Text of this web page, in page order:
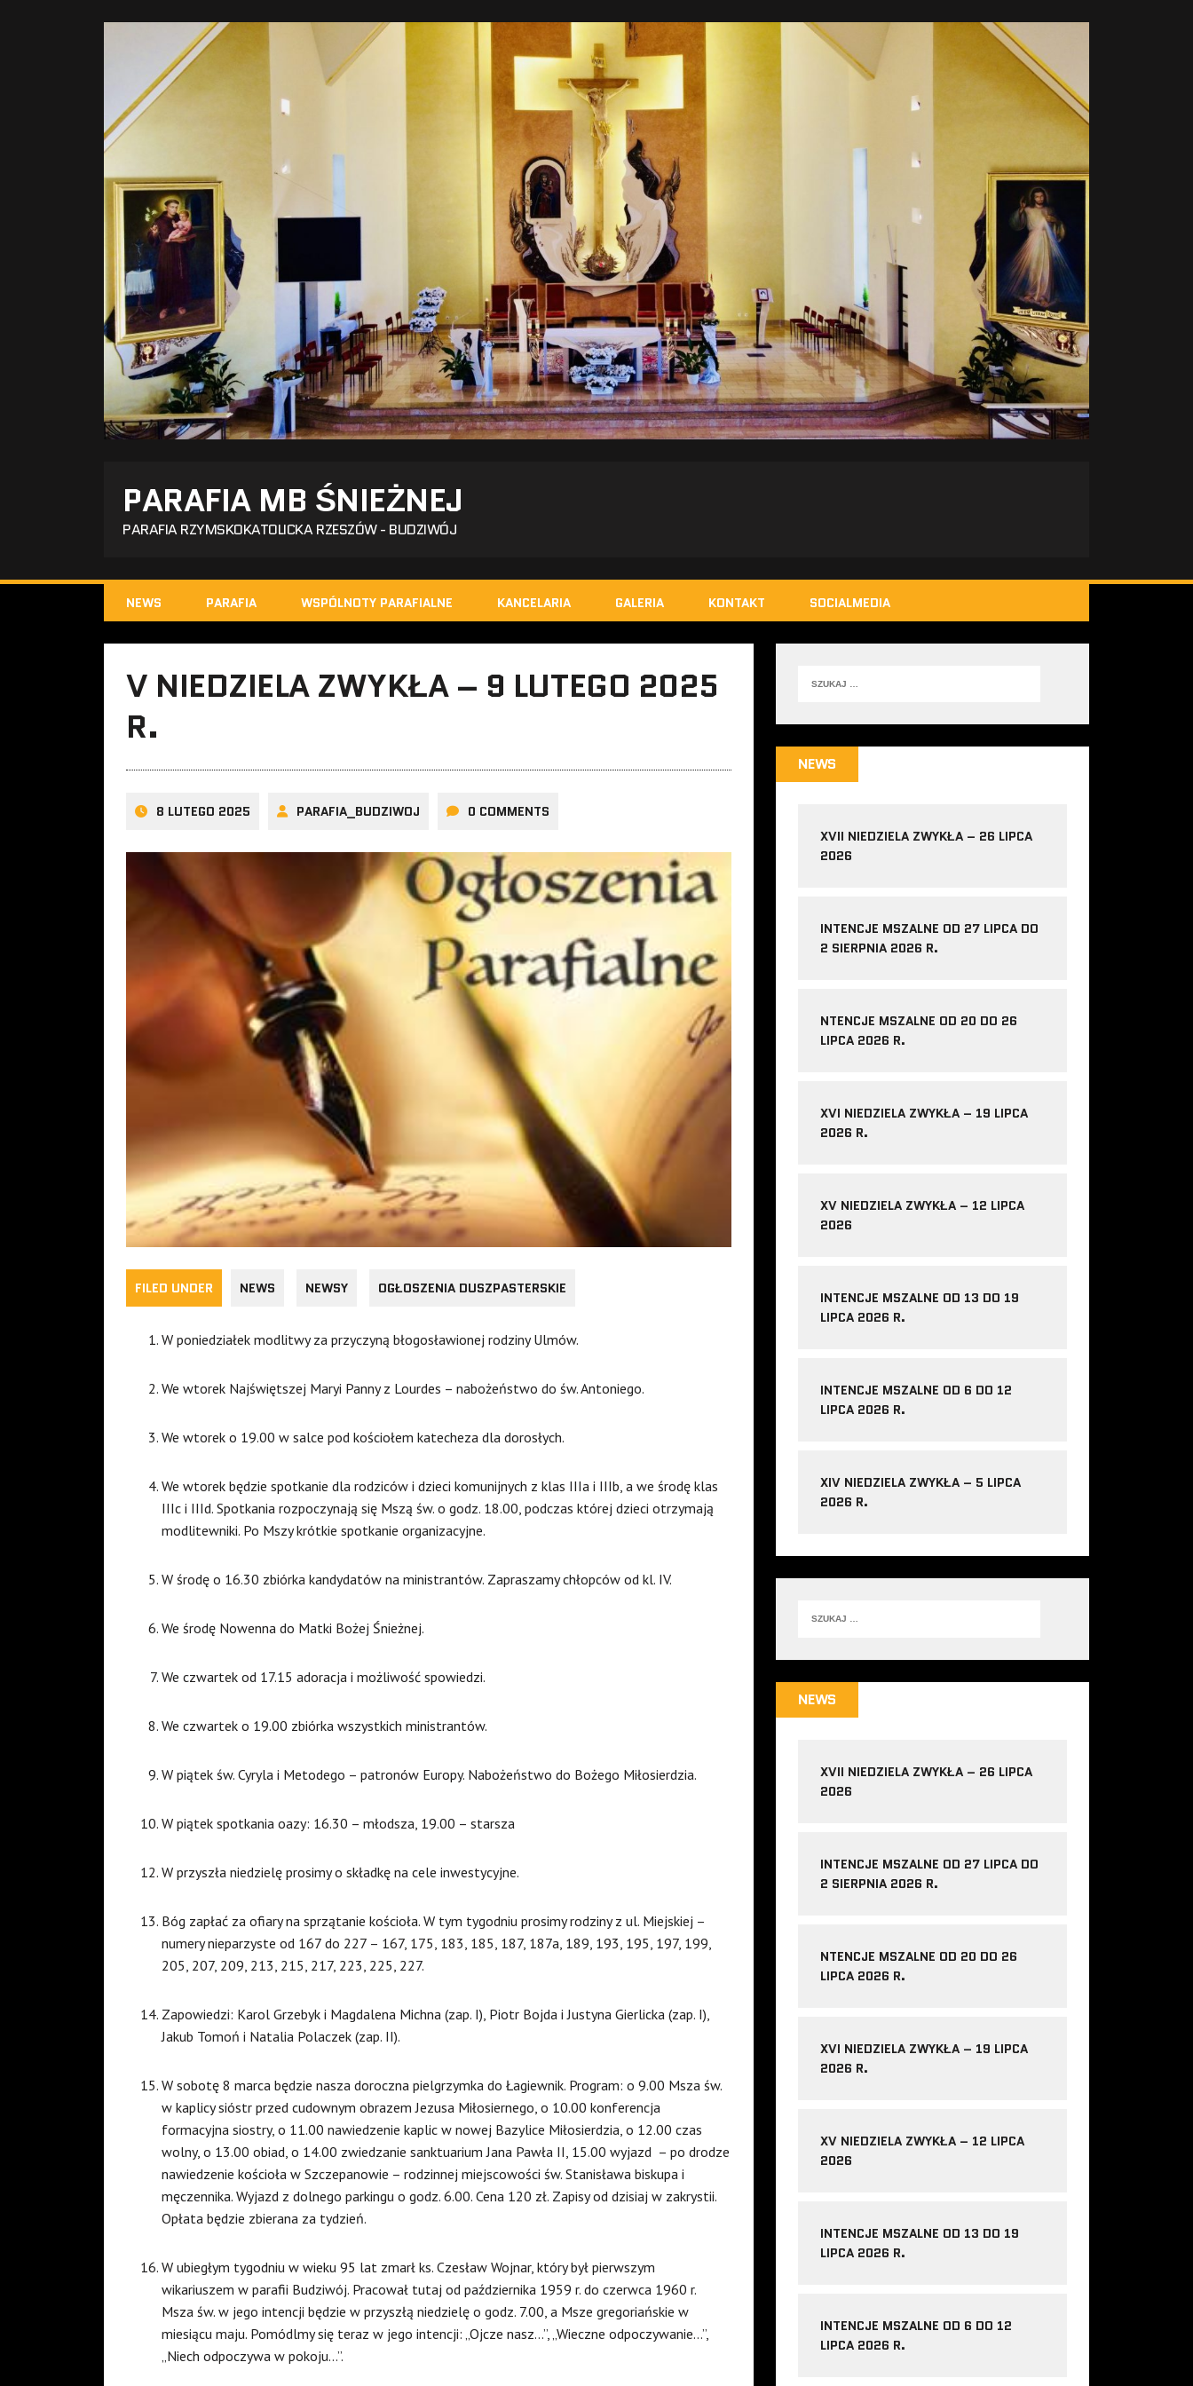
PARAFIA MB ŚNIEŻNEJ
PARAFIA RZYMSKOKATOLICKA RZESZÓW - BUDZIWÓJ
NEWS PARAFIA WSPÓLNOTY PARAFIALNE KANCELARIA GALERIA KONTAKT SOCIALMEDIA
V NIEDZIELA ZWYKŁA – 9 LUTEGO 2025
R.
8 LUTEGO 2025 PARAFIA_BUDZIWOJ 0 COMMENTS
FILED UNDER NEWS NEWSY OGŁOSZENIA DUSZPASTERSKIE
W poniedziałek modlitwy za przyczyną błogosławionej rodziny Ulmów.
We wtorek Najświętszej Maryi Panny z Lourdes – nabożeństwo do św. Antoniego.
We wtorek o 19.00 w salce pod kościołem katecheza dla dorosłych.
We wtorek będzie spotkanie dla rodziców i dzieci komunijnych z klas IIIa i IIIb, a we środę klas
IIIc i IIId. Spotkania rozpoczynają się Mszą św. o godz. 18.00, podczas której dzieci otrzymają
modlitewniki. Po Mszy krótkie spotkanie organizacyjne.
W środę o 16.30 zbiórka kandydatów na ministrantów. Zapraszamy chłopców od kl. IV.
We środę Nowenna do Matki Bożej Śnieżnej.
We czwartek od 17.15 adoracja i możliwość spowiedzi.
We czwartek o 19.00 zbiórka wszystkich ministrantów.
W piątek św. Cyryla i Metodego – patronów Europy. Nabożeństwo do Bożego Miłosierdzia.
W piątek spotkania oazy: 16.30 – młodsza, 19.00 – starsza
W przyszła niedzielę prosimy o składkę na cele inwestycyjne.
Bóg zapłać za ofiary na sprzątanie kościoła. W tym tygodniu prosimy rodziny z ul. Miejskiej –
numery nieparzyste od 167 do 227 – 167, 175, 183, 185, 187, 187a, 189, 193, 195, 197, 199,
205, 207, 209, 213, 215, 217, 223, 225, 227.
Zapowiedzi: Karol Grzebyk i Magdalena Michna (zap. I), Piotr Bojda i Justyna Gierlicka (zap. I),
Jakub Tomoń i Natalia Polaczek (zap. II).
W sobotę 8 marca będzie nasza doroczna pielgrzymka do Łagiewnik. Program: o 9.00 Msza św.
w kaplicy sióstr przed cudownym obrazem Jezusa Miłosiernego, o 10.00 konferencja
formacyjna siostry, o 11.00 nawiedzenie kaplic w nowej Bazylice Miłosierdzia, o 12.00 czas
wolny, o 13.00 obiad, o 14.00 zwiedzanie sanktuarium Jana Pawła II, 15.00 wyjazd – po drodze
nawiedzenie kościoła w Szczepanowie – rodzinnej miejscowości św. Stanisława biskupa i
męczennika. Wyjazd z dolnego parkingu o godz. 6.00. Cena 120 zł. Zapisy od dzisiaj w zakrystii.
Opłata będzie zbierana za tydzień.
W ubiegłym tygodniu w wieku 95 lat zmarł ks. Czesław Wojnar, który był pierwszym
wikariuszem w parafii Budziwój. Pracował tutaj od października 1959 r. do czerwca 1960 r.
Msza św. w jego intencji będzie w przyszłą niedzielę o godz. 7.00, a Msze gregoriańskie w
miesiącu maju. Pomódlmy się teraz w jego intencji: „Ojcze nasz…”, „Wieczne odpoczywanie…”,
„Niech odpoczywa w pokoju…”.
NEWS
XVII NIEDZIELA ZWYKŁA – 26 LIPCA
2026
INTENCJE MSZALNE OD 27 LIPCA DO
2 SIERPNIA 2026 R.
NTENCJE MSZALNE OD 20 DO 26
LIPCA 2026 R.
XVI NIEDZIELA ZWYKŁA – 19 LIPCA
2026 R.
XV NIEDZIELA ZWYKŁA – 12 LIPCA
2026
INTENCJE MSZALNE OD 13 DO 19
LIPCA 2026 R.
INTENCJE MSZALNE OD 6 DO 12
LIPCA 2026 R.
XIV NIEDZIELA ZWYKŁA – 5 LIPCA
2026 R.
NEWS
XVII NIEDZIELA ZWYKŁA – 26 LIPCA
2026
INTENCJE MSZALNE OD 27 LIPCA DO
2 SIERPNIA 2026 R.
NTENCJE MSZALNE OD 20 DO 26
LIPCA 2026 R.
XVI NIEDZIELA ZWYKŁA – 19 LIPCA
2026 R.
XV NIEDZIELA ZWYKŁA – 12 LIPCA
2026
INTENCJE MSZALNE OD 13 DO 19
LIPCA 2026 R.
INTENCJE MSZALNE OD 6 DO 12
LIPCA 2026 R.